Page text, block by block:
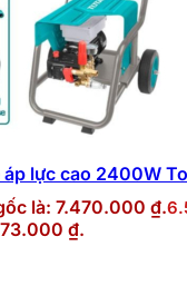
lực cao 2400W
là: 7.470.000 ₫.
₫.